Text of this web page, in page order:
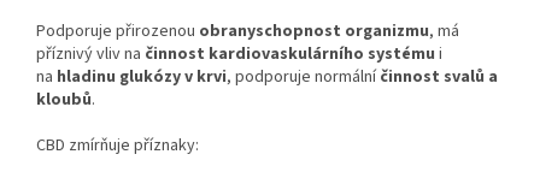
Podporuje přirozenou obranyschopnost organizmu, má
příznivý vliv na činnost kardiovaskulárního systému i
na hladinu glukózy v krvi, podporuje normálníčinnost svalů a
kloubů.
CBD zmírňuje příznaky: